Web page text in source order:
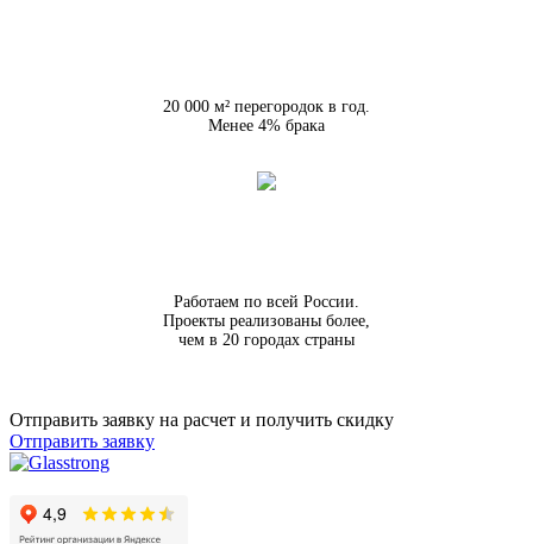
20 000 м² перегородок в год.
Менее 4% брака
Работаем по всей России.
Проекты реализованы более,
чем в 20 городах страны
Отправить заявку на расчет и получить скидку
Отправить заявку